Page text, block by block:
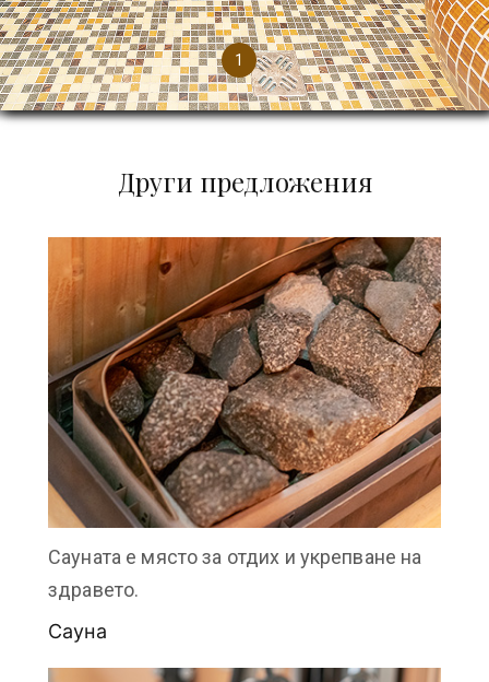
1
Други предложения
Сауната e място за отдих и укрепване на
здравето.
Сауна